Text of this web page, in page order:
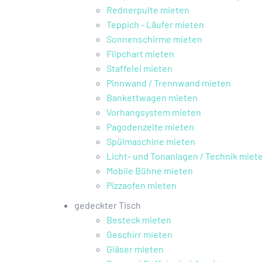
Rednerpulte mieten
Teppich - Läufer mieten
Sonnenschirme mieten
Flipchart mieten
Staffelei mieten
Pinnwand / Trennwand mieten
Bankettwagen mieten
Vorhangsystem mieten
Pagodenzelte mieten
Spülmaschine mieten
Licht- und Tonanlagen / Technik
Mobile Bühne mieten
Pizzaofen mieten
gedeckter Tisch
Besteck mieten
Geschirr mieten
Gläser mieten